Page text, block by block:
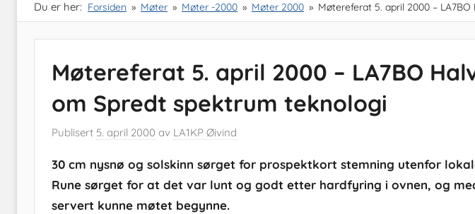
Du er her: Forsiden Møter Møter -2000 Møter 2000 Møtereferat 5. april 2000 –
Møtereferat 5. april 2000 – LA7BO
om Spredt spektrum teknologi
Publisert 5. april 2000 av LA1KP Øivind
30 cm nysnø og solskinn sørget for prospektkort stemning utenfor
Rune sørget for at det var lunt og godt etter hardfyring i ovnen, og
servert kunne møtet begynne.